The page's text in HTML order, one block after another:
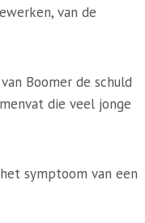
van de
Boomer de schuld
die veel jonge
symptoom van een